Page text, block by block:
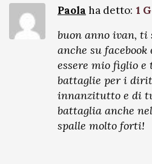
Paola ha detto: 1
buon anno ivan, ti
anche su
essere mio figlio
battaglie per i
innanzitutto e di
battaglia anche
spalle molto forti!